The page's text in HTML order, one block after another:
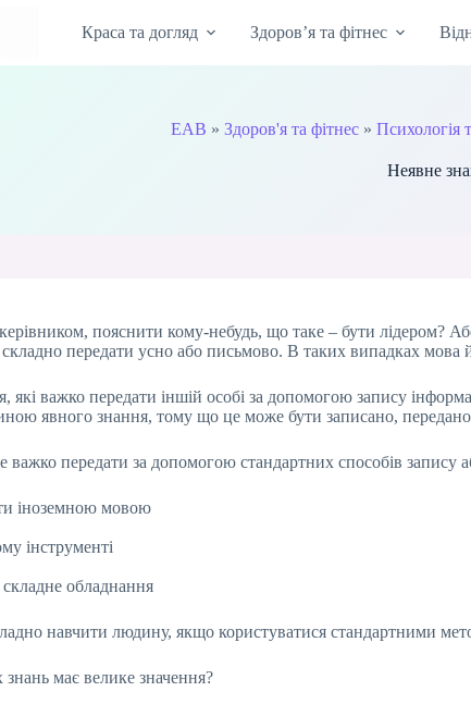
Краса та догляд Здоров’я та фітнес
EAB »Здоров'я та фітнес »Психологія
Неявне
пояснити кому-небудь, що таке – бути лідером?
передати усно або письмово. В таких випадках мова
які важко передати іншій особі за допомогою запису
явного знання, тому що це може бути записано, передано
важко передати за допомогою стандартних способів запису
іноземною мовою
інструменті
обладнання
навчити людину, якщо користуватися стандартними
має велике значення?